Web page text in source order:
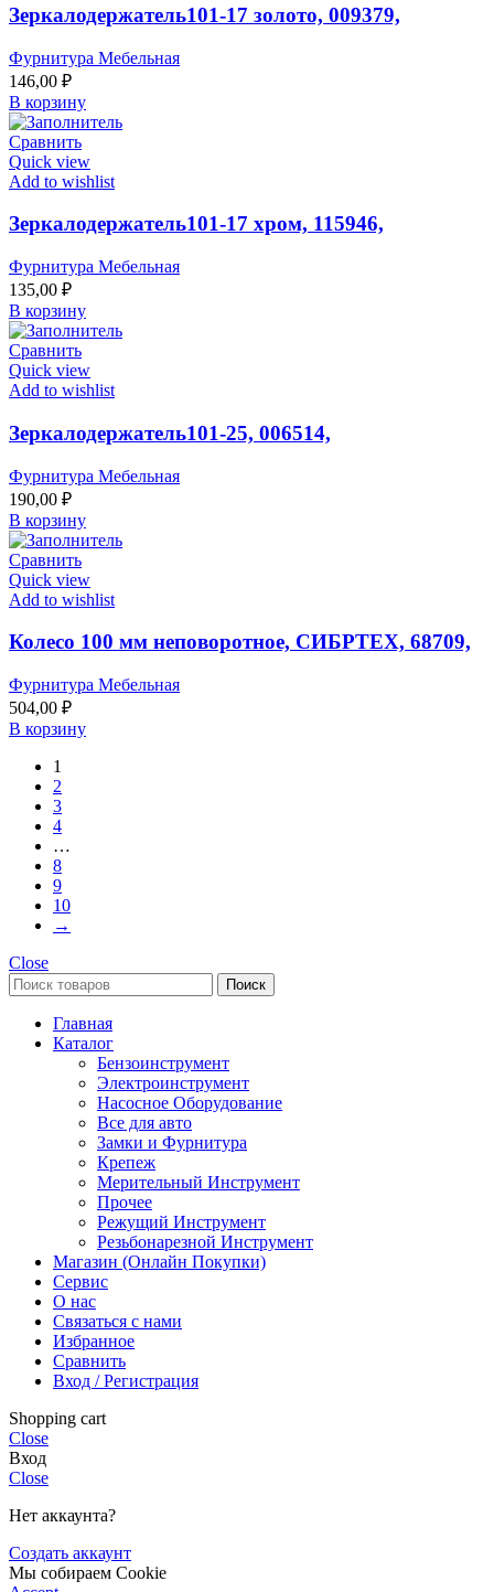
Зеркалодержатель101-17 золото, 009379,
Фурнитура Мебельная
146,00 ₽
В корзину
Сравнить
Quick view
Add to wishlist
Зеркалодержатель101-17 хром, 115946,
Фурнитура Мебельная
135,00 ₽
В корзину
Сравнить
Quick view
Add to wishlist
Зеркалодержатель101-25, 006514,
Фурнитура Мебельная
190,00 ₽
В корзину
Сравнить
Quick view
Add to wishlist
Колесо 100 мм неповоротное, СИБРТЕХ, 68709,
Фурнитура Мебельная
504,00 ₽
В корзину
1
2
3
4
…
8
9
10
→
Close
Поиск
Главная
Каталог
Бензоинструмент
Электроинструмент
Насосное Оборудование
Все для авто
Замки и Фурнитура
Крепеж
Мерительный Инструмент
Прочее
Режущий Инструмент
Резьбонарезной Инструмент
Магазин (Онлайн Покупки)
Сервис
О нас
Связаться с нами
Избранное
Сравнить
Вход / Регистрация
Shopping cart
Close
Вход
Close
Нет аккаунта?
Создать аккаунт
Мы собираем Cookie